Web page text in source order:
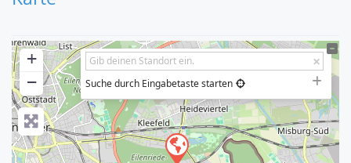
+
−
Suche durch Eingabetaste starten